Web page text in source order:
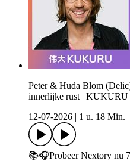
Peter & Huda Blom
innerlijke rust | KUKURU
12-07-2026
1 u. 18 Min.
📚🎧Probeer Nextory nu